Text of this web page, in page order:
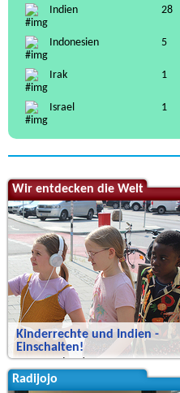
Indien 28
Indonesien 5
Irak 1
Israel 1
Wir entdecken die Welt
Kinderrechte und Indien -
Einschalten!
Neue Sendung!
Radijojo